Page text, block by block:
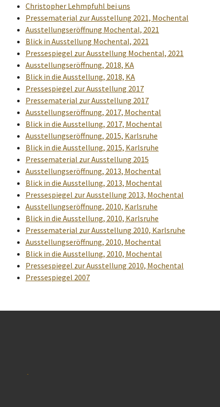
Christopher Lehmpfuhl bei uns
Pressematerial zur Ausstellung 2021, Mochental
Ausstellungseröffnung Mochental, 2021
Blick in Ausstellung Mochental, 2021
Pressespiegel zur Ausstellung Mochental, 2021
Ausstellungseröffnung, 2018, KA
Blick in die Ausstellung, 2018, KA
Pressespiegel zur Ausstellung 2017
Pressematerial zur Ausstellung 2017
Ausstellungseröffnung, 2017, Mochental
Blick in die Ausstellung, 2017, Mochental
Ausstellungseröffnung, 2015, Karlsruhe
Blick in die Ausstellung, 2015, Karlsruhe
Pressematerial zur Ausstellung 2015
Ausstellungseröffnung, 2013, Mochental
Blick in die Ausstellung, 2013, Mochental
Pressespiegel zur Ausstellung 2013, Mochental
Ausstellungseröffnung, 2010, Karlsruhe
Blick in die Ausstellung, 2010, Karlsruhe
Pressematerial zur Ausstellung 2010, Karlsruhe
Ausstellungseröffnung, 2010, Mochental
Blick in die Ausstellung, 2010, Mochental
Pressespiegel zur Ausstellung 2010, Mochental
Pressespiegel 2007